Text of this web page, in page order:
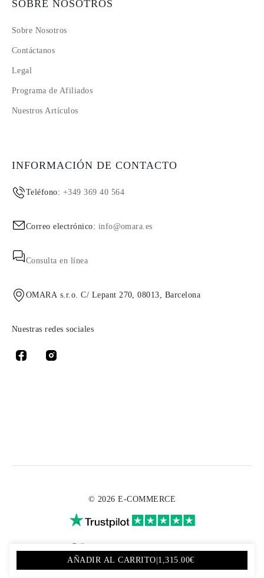
AÑADIR AL CARRITO 1,315.00€
SOBRE NOSOTROS
Sobre Nosotros
Contáctanos
Legal
Programa de Afiliados
Nuestros Artículos
INFORMACIÓN DE CONTACTO
Teléfono: +349 369 40 564
Correo electrónico: info@omara.es
Consulta en línea
OMARA s.r.o. C/ Lepant 270, 08013, Barcelona
Nuestras redes sociales
© 2026 E-COMMERCE